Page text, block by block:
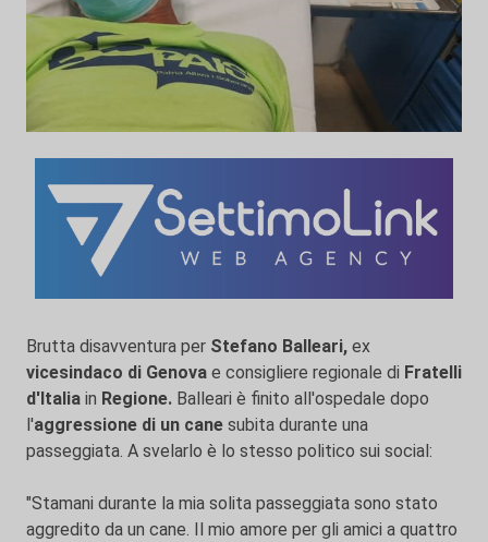
Brutta disavventura per Stefano Balleari, ex
vicesindaco di Genova e consigliere regionale di Fratelli
d'Italia in Regione. Balleari è finito all'ospedale dopo
l'aggressione di un cane subita durante una
passeggiata. A svelarlo è lo stesso politico sui social:
"Stamani durante la mia solita passeggiata sono stato
aggredito da un cane. Il mio amore per gli amici a quattro